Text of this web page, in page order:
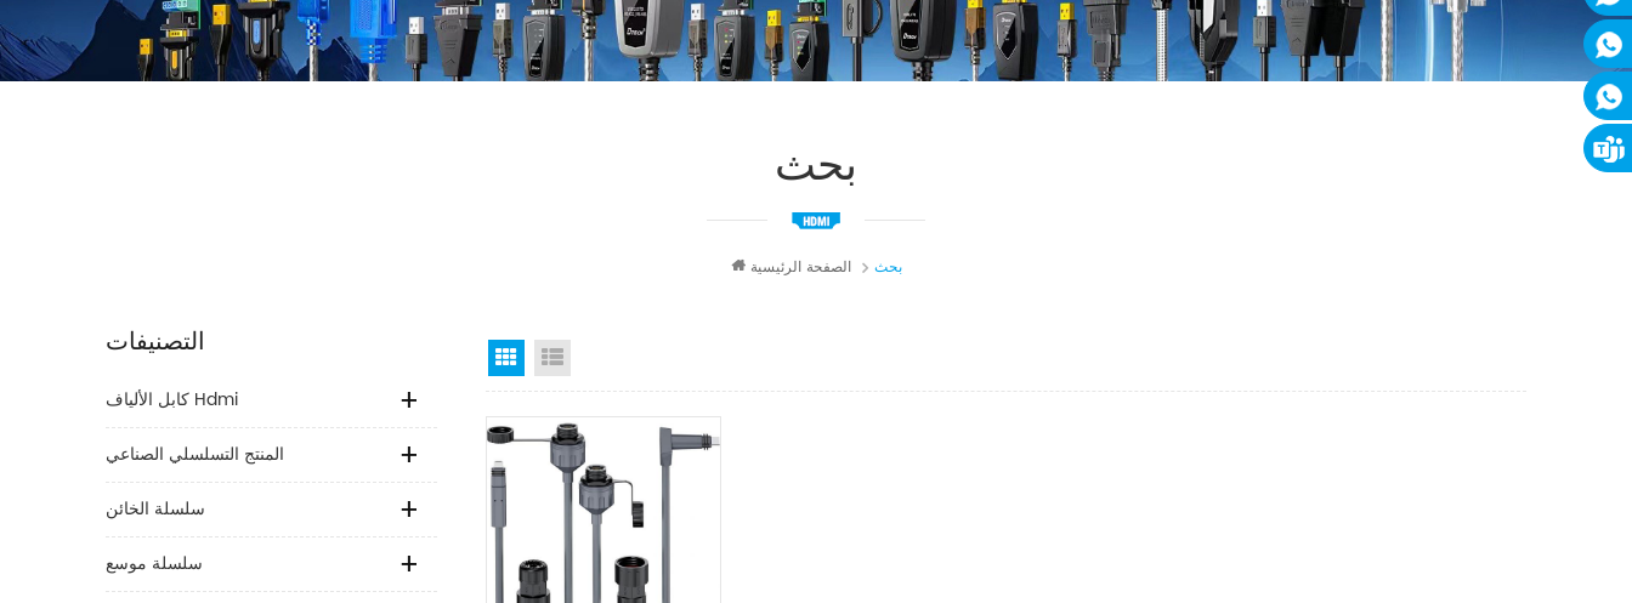
بحث
الصفحة الرئيسية بحث
التصنيفات
كابل الألياف Hdmi
المنتج التسلسلي الصناعي
سلسلة الخائن
سلسلة موسع
Grid View